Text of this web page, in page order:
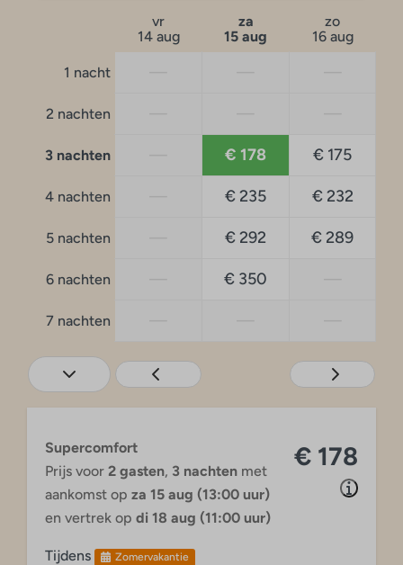
vr
14 aug
za
15 aug
zo
16 aug
1 nacht
2 nachten
3 nachten € 178 € 175
4 nachten € 235 € 232
5 nachten € 292 € 289
6 nachten € 350
7 nachten
€ 178
Supercomfort
Prijs voor 2 gasten, 3 nachten met
aankomst op za 15 aug (13:00 uur)
en vertrek op di 18 aug (11:00 uur)
Tijdens Zomervakantie